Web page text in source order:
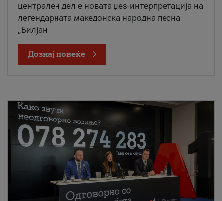
централен дел е новата џез-интерпретација на
легендарната македонска народна песна
„Билјан
Дознај повеќе